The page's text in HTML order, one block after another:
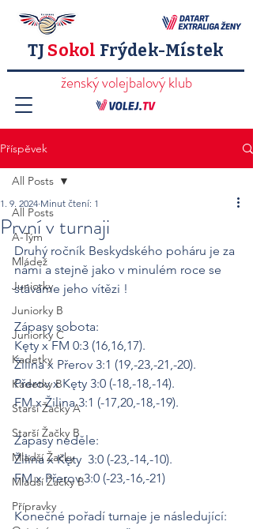
TJ Sokol Frýdek-Místek
ženský volejbalový klub
Příspěvek
All Posts
A-Tým
Mládež
Juniorky
Juniorky B
Juniorky C
Kadetky
Kadetky B
Starší Žačky A
Starší Žačky B
Mladší Žačky
Mladší Žačky B
Přípravky
All Posts
První v turnaji
1. 9. 2024 Minut čtení: 1
Druhý ročník Beskydského poháru je za
námi a stejně jako v minulém roce se
stáváme jeho vítězi !
Zápasy sobota:
Kęty x FM 0:3 (16,16,17).
Žilina x Přerov 3:1 (19,-23,-21,-20).
Přerov x Kęty 3:0 (-18,-18,-14).
FM x Žilina 3:1 (-17,20,-18,-19).
Zápasy neděle:
Žilina x Kęty  3:0 (-23,-14,-10).
FM x Přerov 3:0 (-23,-16,-21)
Konečné pořadí turnaje je následující: